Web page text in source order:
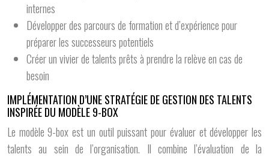
internes
Développer des parcours de formation et d’expérience pour
préparer les successeurs potentiels
Créer un vivier de talents prêts à prendre la relève en cas de
besoin
IMPLÉMENTATION D’UNE STRATÉGIE DE GESTION DES TALENTS
INSPIRÉE DU MODÈLE 9-BOX
Le modèle 9-box est un outil puissant pour évaluer et développer les
talents au sein de l’organisation. Il combine l’évaluation de la